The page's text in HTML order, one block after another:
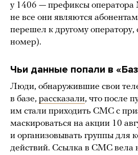
у 1406 — префиксы
не все они являются
перешел к другому
номер).
Чьи данные попали в
Люди, обнаружившие свои
в базе, рассказали, что после
им стали приходить СМС с
маскироваться на акции 10
и организовывать группы для
действий. Ссылка в СМС вела